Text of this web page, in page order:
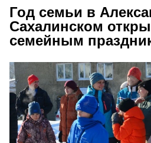
Год семьи в
Сахалинском
семейным